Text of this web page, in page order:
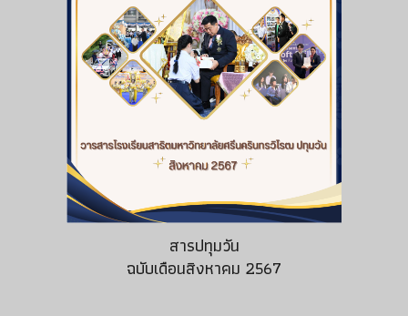
สารปทุมวัน
ฉบับเดือนสิงหาคม 2567